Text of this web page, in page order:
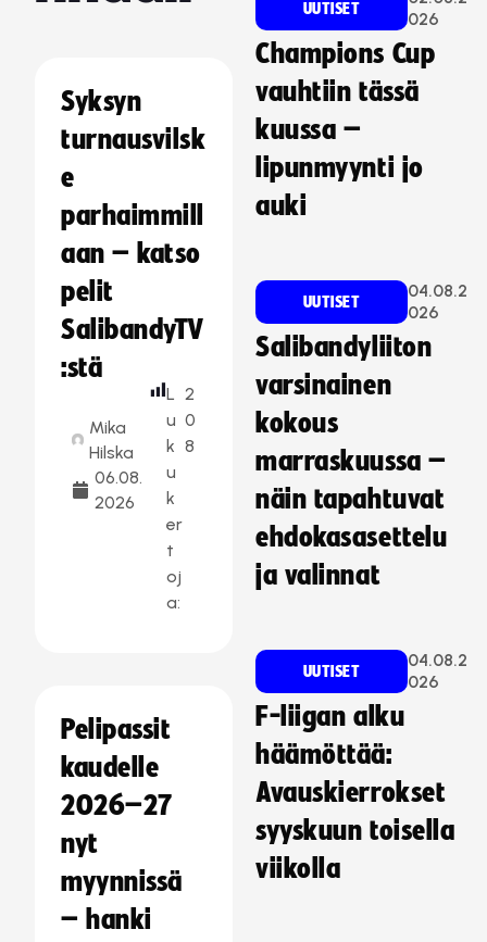
Syksyn
turnausvilsk
e
parhaimmill
aan – katso
pelit
SalibandyTV
:stä
Mika
Hilska
06.08.
2026
L
u
k
u
k
er
t
oj
a:
2
0
8
Pelipassit
kaudelle
2026–27
nyt
myynnissä
– hanki
UUTISET
026
Champions Cup
vauhtiin tässä
kuussa –
lipunmyynti jo
auki
UUTISET
04.08.2
026
Salibandyliiton
varsinainen
kokous
marraskuussa –
näin tapahtuvat
ehdokasasettelu
ja valinnat
UUTISET
04.08.2
026
F-liigan alku
häämöttää:
Avauskierrokset
syyskuun toisella
viikolla